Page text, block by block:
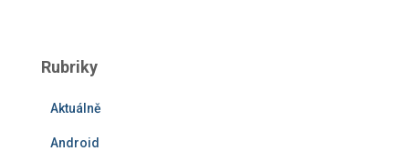
d
Rubriky
Aktuálně
Android